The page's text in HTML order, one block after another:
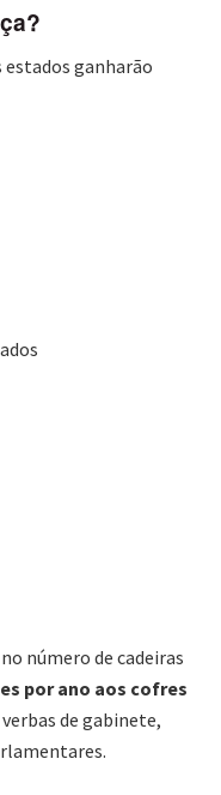
estados ganharão
número de cadeiras
por ano aos cofres
de gabinete,